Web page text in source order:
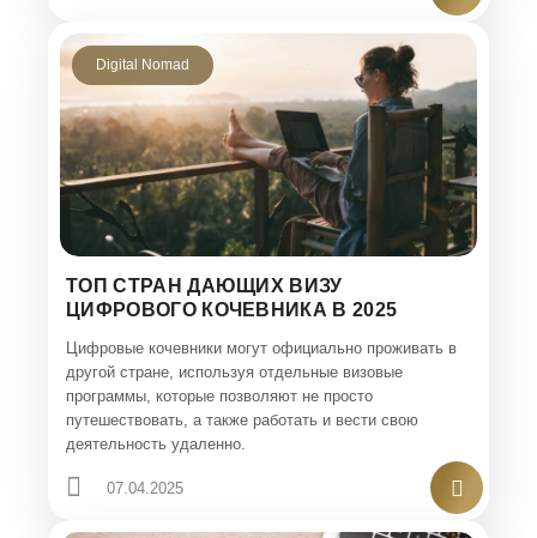
ТОП СТРАН ДАЮЩИХ ВИЗУ
ЦИФРОВОГО КОЧЕВНИКА В 2025
Цифровые кочевники могут официально проживать в
другой стране, используя отдельные визовые
программы, которые позволяют не просто
путешествовать, а также работать и вести свою
деятельность удаленно.
07.04.2025
Digital Nomad